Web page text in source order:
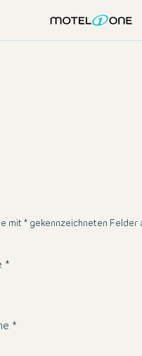
mit * gekennzeichneten Felder
*
*